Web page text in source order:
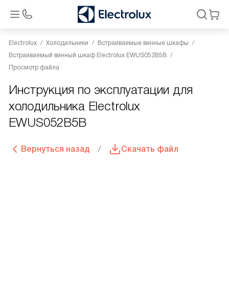
Electrolux Холодильники
Встраиваемые винные шкафы
Встраиваемый винный шкаф Electrolux EWUS052B5B
Просмотр файла
Инструкция по эксплуатации для
холодильника Electrolux
EWUS052B5B
Вернуться назад Скачать файл